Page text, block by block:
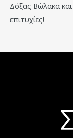
Δόξας Βώλακα
επιτυχίες!